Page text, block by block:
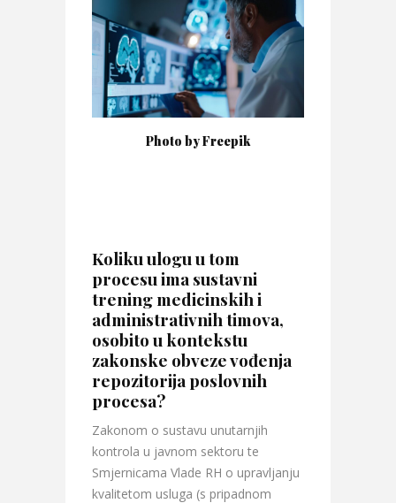
Photo by Freepik
Koliku ulogu u tom
procesu ima sustavni
trening medicinskih i
administrativnih timova,
osobito u kontekstu
zakonske obveze vođenja
repozitorija poslovnih
procesa?
Zakonom o sustavu unutarnjih
kontrola u javnom sektoru te
Smjernicama Vlade RH o upravljanju
kvalitetom usluga (s pripadnom